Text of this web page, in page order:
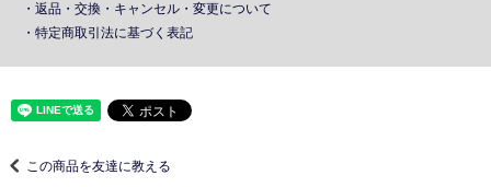
・返品・交換・キャンセル・変更について
・特定商取引法に基づく表記
この商品を友達に教える